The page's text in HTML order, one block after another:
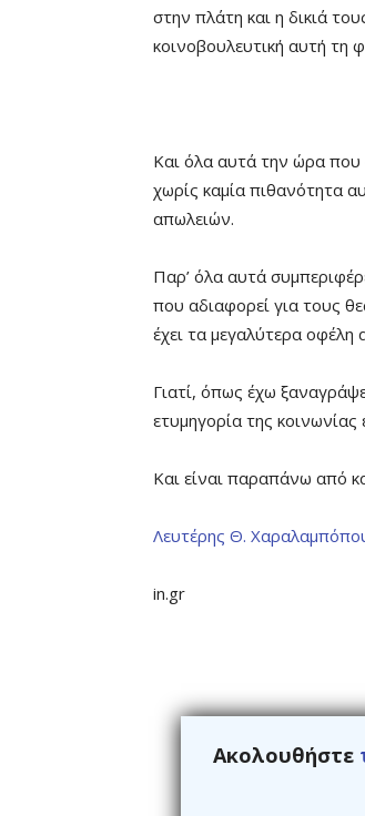
στην πλάτη και η δικιά
κοινοβουλευτική αυτή τη
Και όλα αυτά την ώρα που
χωρίς καμία πιθανότητα
απωλειών.
Παρ’ όλα αυτά
που αδιαφορεί για τους
έχει τα μεγαλύτερα οφέλη
Γιατί, όπως έχω
ετυμηγορία της κοινωνίας
Και είναι παραπάνω από
Λευτέρης Θ.
in.gr
Ακολουθήστε